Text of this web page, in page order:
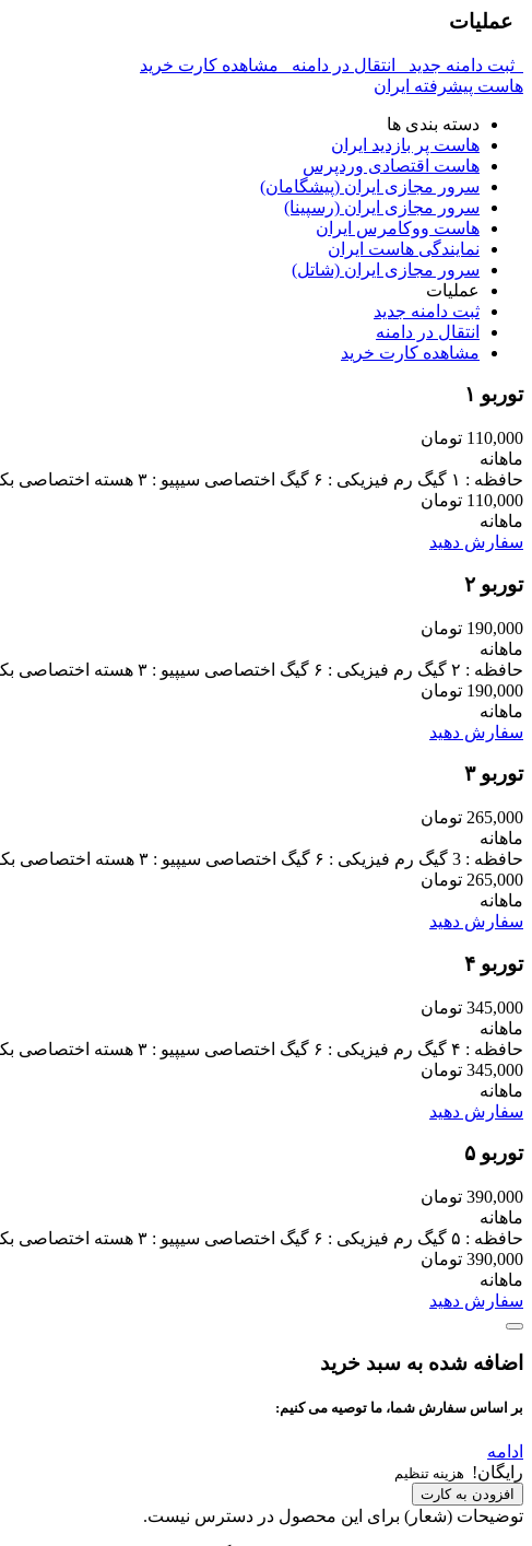
عملیات
ثبت دامنه جدید انتقال در دامنه
مشاهده کارت خرید
هاست پیشرفته ایران
دسته بندی ها
هاست پر بازدید ایران
هاست اقتصادی وردپرس
سرور مجازی ایران (پیشگامان)
سرور مجازی ایران (رسپینا)
هاست ووکامرس ایران
نمایندگی هاست ایران
سرور مجازی ایران (شاتل)
عملیات
ثبت دامنه جدید
انتقال در دامنه
مشاهده کارت خرید
توربو ۱
110,000 تومان
ماهانه
حافظه : ۱ گیگ رم فیزیکی : ۶ گیگ اختصاصی سیپیو : ۳ هسته اختصاصی بکاپ گیری : دارد ssl رایگان : دارد پشتیبانی فنی : سریع ۲۴ ساعته ترافیک : نامحدود لوکیشن : ایران - قم
110,000 تومان
ماهانه
سفارش دهید
توربو ۲
190,000 تومان
ماهانه
حافظه : ۲ گیگ رم فیزیکی : ۶ گیگ اختصاصی سیپیو : ۳ هسته اختصاصی بکاپ گیری : دارد ssl رایگان : دارد پشتیبانی فنی : سریع ۲۴ ساعته ترافیک : نامحدود لوکیشن : ایران - قم
190,000 تومان
ماهانه
سفارش دهید
توربو ۳
265,000 تومان
ماهانه
حافظه : 3 گیگ رم فیزیکی : ۶ گیگ اختصاصی سیپیو : ۳ هسته اختصاصی بکاپ گیری : دارد ssl رایگان : دارد پشتیبانی فنی : سریع ۲۴ ساعته ترافیک : نامحدود لوکیشن : ایران - قم
265,000 تومان
ماهانه
سفارش دهید
توربو ۴
345,000 تومان
ماهانه
حافظه : ۴ گیگ رم فیزیکی : ۶ گیگ اختصاصی سیپیو : ۳ هسته اختصاصی بکاپ گیری : دارد ssl رایگان : دارد پشتیبانی فنی : سریع ۲۴ ساعته ترافیک : نامحدود لوکیشن : ایران - قم
345,000 تومان
ماهانه
سفارش دهید
توربو ۵
390,000 تومان
ماهانه
حافظه : ۵ گیگ رم فیزیکی : ۶ گیگ اختصاصی سیپیو : ۳ هسته اختصاصی بکاپ گیری : دارد ssl رایگان : دارد پشتیبانی فنی : سریع ۲۴ ساعته ترافیک : نامحدود لوکیشن : ایران - قم
390,000 تومان
ماهانه
سفارش دهید
اضافه شده به سبد خرید
بر اساس سفارش شما، ما توصیه می کنیم:
ادامه
رایگان! هزینه تنظیم
افزودن به کارت
توضیحات (شعار) برای این محصول در دسترس نیست.